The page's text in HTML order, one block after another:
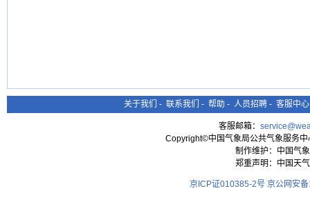
关于我们 - 联系我们 - 帮助 - 人员招聘 - 客服中心
客服邮箱：
Copyright©中国气象局公共气象服务
制作维护：中国气
郑重声明：中国天
京ICP证010385-2号 京公网安